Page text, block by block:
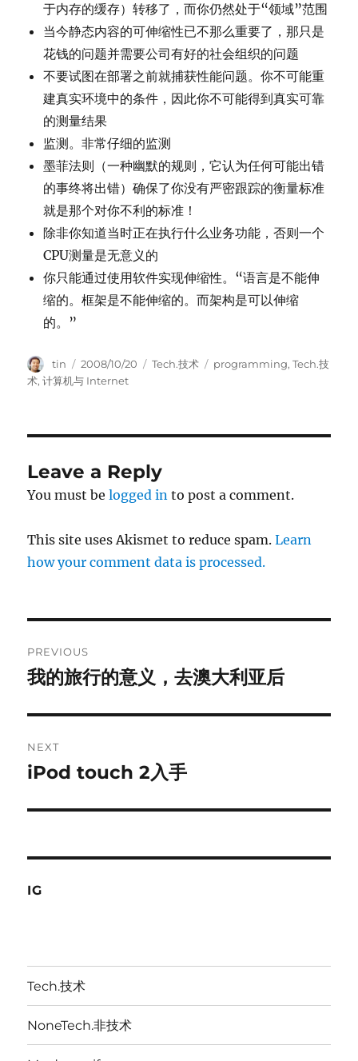
于内存的缓存）转移了，而你仍然处于“领域”范围
当今静态内容的可伸缩性已不那么重要了，那只是
花钱的问题并需要公司有好的社会组织的问题
不要试图在部署之前就捕获性能问题。你不可能重
建真实环境中的条件，因此你不可能得到真实可靠
的测量结果
监测。非常仔细的监测
墨菲法则（一种幽默的规则，它认为任何可能出错
的事终将出错）确保了你没有严密跟踪的衡量标准
就是那个对你不利的标准！
除非你知道当时正在执行什么业务功能，否则一个
CPU测量是无意义的
你只能通过使用软件实现伸缩性。“语言是不能伸
缩的。框架是不能伸缩的。而架构是可以伸缩
的。”
Author
tin
Posted
on
2008/10/20 Categories
Tech.技术 Tags
programming,Tech.技
术,计算机与 Internet
Leave a Reply
You must belogged in to post a comment.
This site uses Akismet to reduce spam.Learn
how your comment data is processed.
navigation
PREVIOUS
Previous
我的旅行的意义，去澳大利亚后
NEXT
Next
iPod touch 2入手
IG
Tech.技术
NoneTech.非技术